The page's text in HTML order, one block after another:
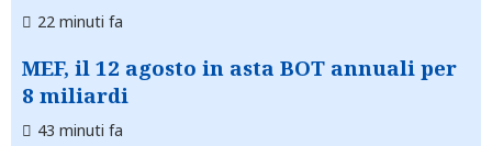
22 minuti fa
MEF, il 12 agosto in asta BOT annuali per
8 miliardi
43 minuti fa